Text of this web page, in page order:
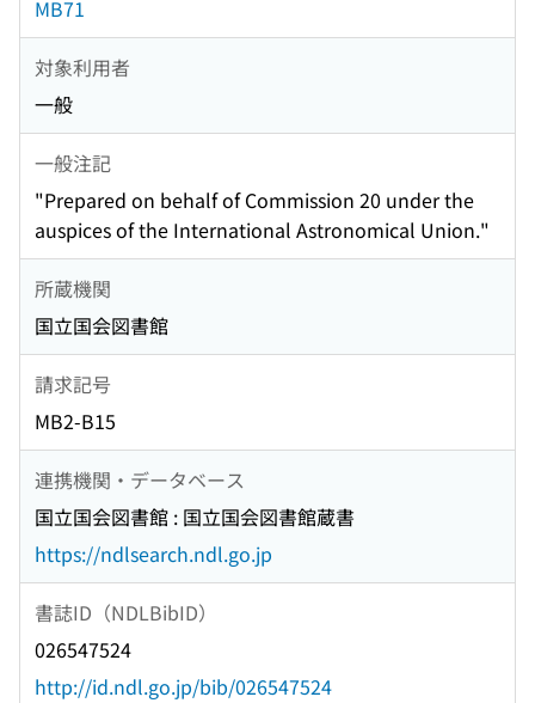
MB71
対象利用者
一般
一般注記
"Prepared on behalf of Commission 20 under the
auspices of the International Astronomical Union."
所蔵機関
国立国会図書館
請求記号
MB2-B15
連携機関・データベース
国立国会図書館 : 国立国会図書館蔵書
https://ndlsearch.ndl.go.jp
書誌ID（NDLBibID）
026547524
http://id.ndl.go.jp/bib/026547524